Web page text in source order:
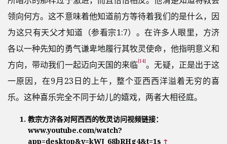
领向何方。这不意味着他知道前方等待着我们的是什么，因
为这只有天父才知道（参看宗1:7）。在许多人眼里，方济
各以一种先知的勇气谦卑地履行其牧灵使命，他指明意义和
方向，带动我们一起迈向天国的来临[14]。无疑，正是出于这
一原因，在9月23日的上午，整个亚西西洋溢着无穷的喜
乐。这种喜乐完全不同于幼儿的嬉戏，两者大相径庭。
教宗方济各对阿西西的牧灵访问视频链接：
www.youtube.com/watch?
app=desktop&v=kWJ_68bRHg4&t=1s ↑